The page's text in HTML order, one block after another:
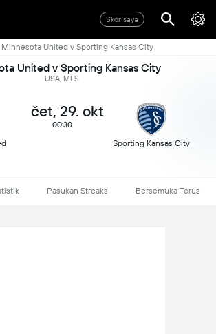
Skor saya
Minnesota United v Sporting Kansas City
United v Sporting Kansas City
USA, MLS
čet, 29. okt
00:30
Sporting Kansas City
Pasukan Streaks Bersemuka Terus